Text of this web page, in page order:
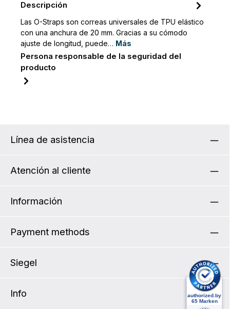
Descripción
Las O-Straps son correas universales de TPU elástico
con una anchura de 20 mm. Gracias a su cómodo
ajuste de longitud, puede… Más
Persona responsable de la seguridad del
producto
Línea de asistencia
Atención al cliente
Información
Payment methods
Siegel
Info